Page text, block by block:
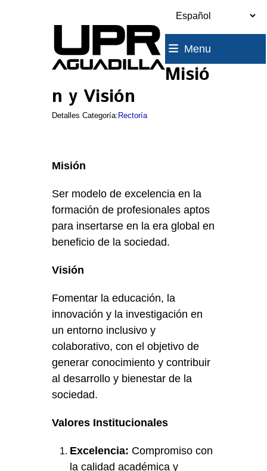
Menu
Misió
n y Visión
Detalles Categoría: Rectoría
Misión
Ser modelo de excelencia en la
formación de profesionales aptos
para insertarse en la era global en
beneficio de la sociedad.
Visión
Fomentar la educación, la
innovación y la investigación en
un entorno inclusivo y
colaborativo, con el objetivo de
generar conocimiento y contribuir
al desarrollo y bienestar de la
sociedad.
Valores Institucionales
Excelencia: Compromiso con
la calidad académica y